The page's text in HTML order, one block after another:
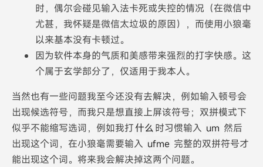
时，偶尔会碰见输入法卡死或失控的情况（在微信中
尤甚，我怀疑是微信太垃圾的原因），而使用小狼毫
以来基本没有卡顿过。
因为软件本身的气质和美感带来强烈的打字快感。这
个属于玄学部分了，仅适用于我本人。
当然也有一些问题我至今还没有去解决，例如输入顿号会
出现候选符号，而我只是想直接上屏该符号；双拼模式下
似乎不能缩写选词，例如我打什么时习惯输入 um 然后
出现这个词，在小狼毫需要输入 ufme 完整的双拼符号才
能出现这个词。将来我会解决掉这两个问题。